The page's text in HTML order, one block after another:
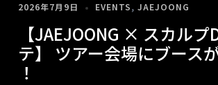
2026年7月9日 EVENTS, JAEJOONG
【JAEJOONG × スカルプ
テ】 ツアー会場にブース
！